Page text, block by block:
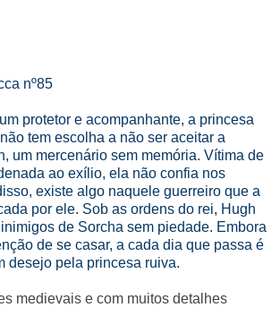
nº85
protetor e acompanhante, a princesa
tem escolha a não ser aceitar a
um mercenário sem memória. Vítima de
ao exílio, ela não confia nos
existe algo naquele guerreiro que a
por ele. Sob as ordens do rei, Hugh
de Sorcha sem piedade. Embora
de se casar, a cada dia que passa é
desejo pela princesa ruiva.
medievais e com muitos detalhes